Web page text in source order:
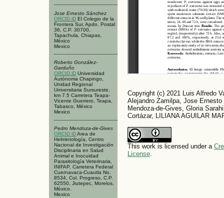
Jose Ernesto Sánchez
ORCID iD El Colegio de la
Frontera Sur, Apdo. Postal
36, C.P. 30700,
Tapachula, Chiapas,
México
Mexico
Roberto González-
Garduño
ORCID iD Universidad
Autónoma Chapingo,
Unidad Regional
Universitaria Sursureste,
km 7.5 Carretera Teapa-
Vicente Guerrero, Teapa,
Tabasco, México
Mexico
Pedro Mendoza-de-Gives
ORCID iDArea de
Helmintología, Centro
Nacional de Investigación
Disciplinaria en Salud
Animal e Inocuidad
Parasitología Veterinaria,
INIFAP, Carretera Federal
Cuernavaca-Cuautla No.
8534, Col. Progreso, C.P.
62550, Jiutepec, Morelos,
México.
Mexico
Copyright (c) 2021 Luis Alfredo
Alejandro Zamilpa, Jose
Mendoza-de-Gives, Gloria
Cortázar, LILIANA AGUILAR
This work is licensed under a
License.